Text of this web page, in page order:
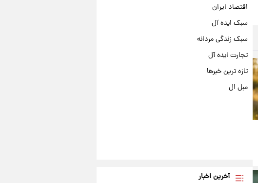
اقتصاد ایران
سبک ایده آل
سبک زندگی مردانه
تجارت ایده آل
تازه ترین خبرها
مبل ال
آخرین اخبار